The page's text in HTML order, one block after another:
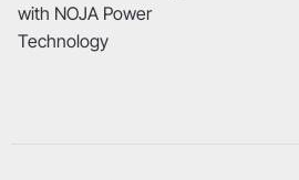
with NOJA Power
Technology